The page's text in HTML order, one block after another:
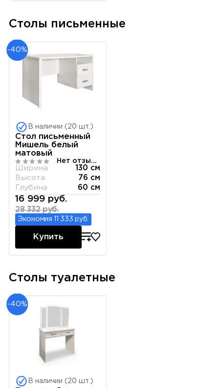
Столы письменные
-40%
В наличии (20 шт.)
Стол письменный
Мишель белый
матовый
Нет отзывов
Ширина
130 см
Высота
76 см
Глубина
60 см
16 999 руб.
28 332 руб.
Экономия 11 333 руб.
Купить
Столы туалетные
-40%
В наличии (20 шт.)